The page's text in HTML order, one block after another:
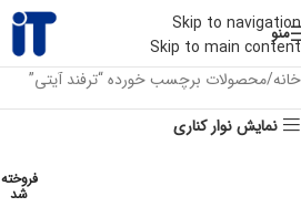
Skip to navigation
Skip to main content
منو
خانه محصولات برچسب خورده “ترفند آیتی”
نمایش نوار کناری
فروخته
شد